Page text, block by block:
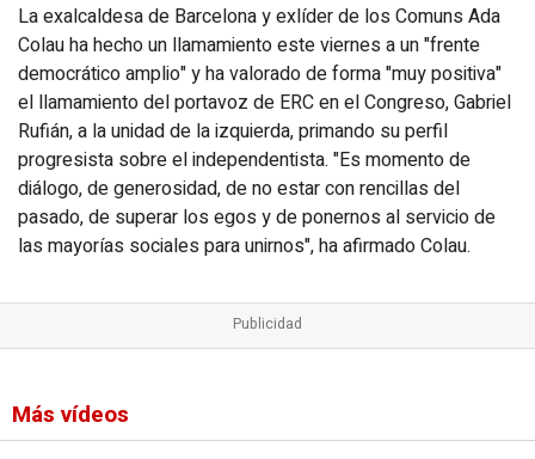
La exalcaldesa de Barcelona y exlíder de los Comuns Ada
Colau ha hecho un llamamiento este viernes a un "frente
democrático amplio" y ha valorado de forma "muy positiva"
el llamamiento del portavoz de ERC en el Congreso, Gabriel
Rufián, a la unidad de la izquierda, primando su perfil
progresista sobre el independentista. "Es momento de
diálogo, de generosidad, de no estar con rencillas del
pasado, de superar los egos y de ponernos al servicio de
las mayorías sociales para unirnos", ha afirmado Colau.
Más vídeos